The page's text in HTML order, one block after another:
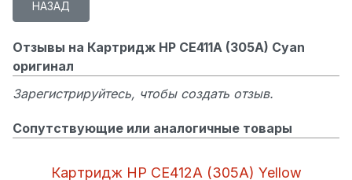
Отзывы на Картридж HP CE411A (305A) Cyan
оригинал
Зарегистрируйтесь, чтобы создать отзыв.
Сопутствующие или аналогичные товары
Картридж HP CE412A (305A) Yellow